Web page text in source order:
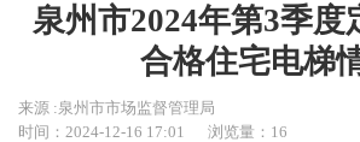
泉州市2024年第3季度
合格住宅电梯
来源 :泉州市市场监督管理局
时间：2024-12-16 17:01
浏览量： 16